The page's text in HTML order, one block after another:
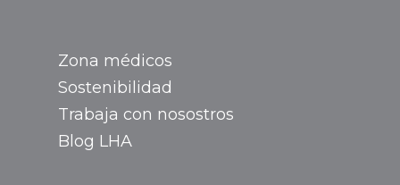
Zona médicos
Sostenibilidad
Trabaja con nosostros
Blog LHA